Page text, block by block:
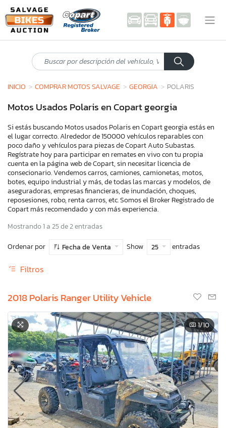
INICIO COMPRAR MOTOS SALVAGE GEORGIA POLARIS
Motos Usados Polaris en Copart georgia
Si estás buscando Motos usados Polaris en Copart georgia estás en
el lugar correcto. Alrededor de 150000 vehículos reparables con
poco daño y vehículos para piezas de Copart Auto Subastas.
Regístrate hoy para participar en remates en vivo con tu propia
cuenta en la página web de Copart, sin necesitar licencia de
consecionario. Vendemos carros, camiones, camionetas, motos,
botes, equipo industrial y más, de todas las marcas y modelos, de
aseguradoras, empresas financieras, de inundación, choques,
reposesiones, robo, renta carros, etc. Somos el Broker Registrado de
Copart más recomendado y con más experiencia.
Mostrando 1 a 25 de 2 entradas
Ordenar por
Fecha de Venta Show 25 entradas
Filtros
2018 Polaris Ranger Utility Vehicle
1/10